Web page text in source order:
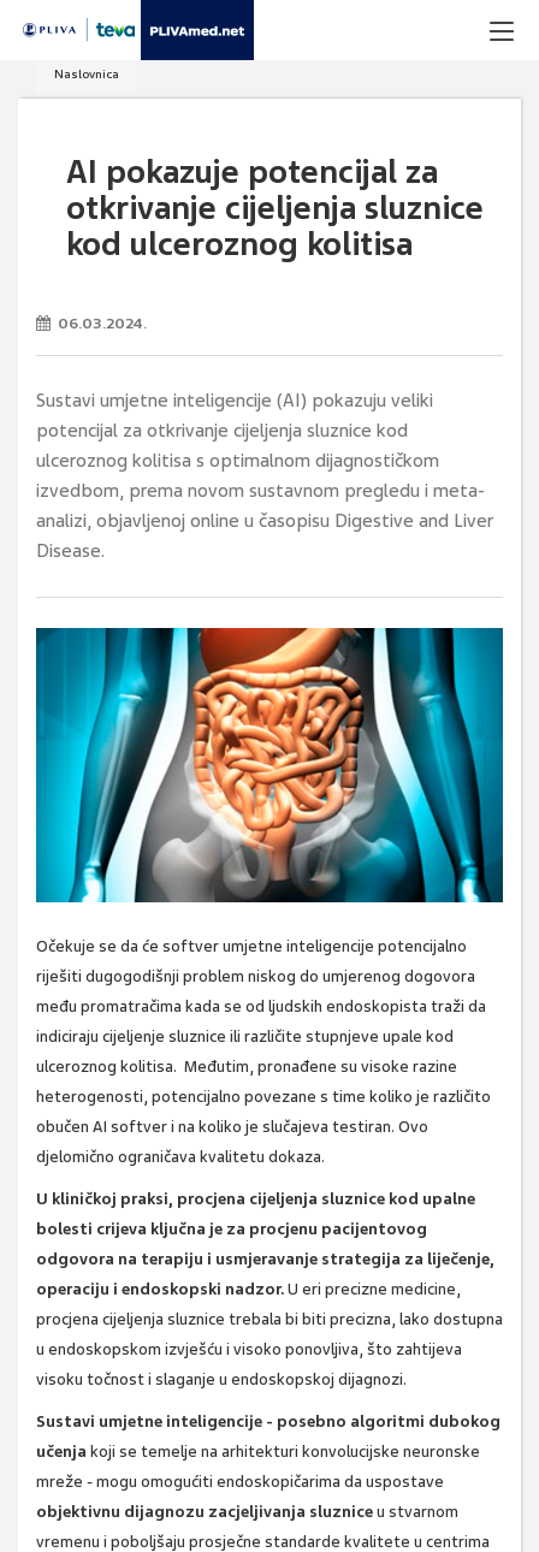
Naslovnica
AI pokazuje potencijal za
otkrivanje cijeljenja sluznice
kod ulceroznog kolitisa
06.03.2024.
Sustavi umjetne inteligencije (AI) pokazuju veliki
potencijal za otkrivanje cijeljenja sluznice kod
ulceroznog kolitisa s optimalnom dijagnostičkom
izvedbom, prema novom sustavnom pregledu i meta-
analizi, objavljenoj online u časopisu Digestive and Liver
Disease.
Očekuje se da će softver umjetne inteligencije potencijalno
riješiti dugogodišnji problem niskog do umjerenog dogovora
među promatračima kada se od ljudskih endoskopista traži da
indiciraju cijeljenje sluznice ili različite stupnjeve upale kod
ulceroznog kolitisa. Međutim, pronađene su visoke razine
heterogenosti, potencijalno povezane s time koliko je različito
obučen AI softver i na koliko je slučajeva testiran. Ovo
djelomično ograničava kvalitetu dokaza.
U kliničkoj praksi, procjena cijeljenja sluznice kod upalne
bolesti crijeva ključna je za procjenu pacijentovog
odgovora na terapiju i usmjeravanje strategija za liječenje,
operaciju i endoskopski nadzor.U eri precizne medicine,
procjena cijeljenja sluznice trebala bi biti precizna, lako dostupna
u endoskopskom izvješću i visoko ponovljiva, što zahtijeva
visoku točnost i slaganje u endoskopskoj dijagnozi.
Sustavi umjetne inteligencije - posebno algoritmi dubokog
učenja koji se temelje na arhitekturi konvolucijske neuronske
mreže - mogu omogućiti endoskopičarima da uspostave
objektivnu dijagnozu zacjeljivanja sluzniceu stvarnom
vremenu i poboljšaju prosječne standarde kvalitete u centrima